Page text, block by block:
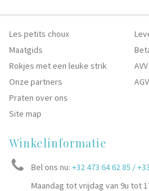
Les petits choux
Maatgids
Rokjes met een leuke strik
AVV
Onze partners
AGV
Praten over ons
Site map
Winkelinformatie
Bel ons nu: +32 473 64 62 85 /
Maandag tot vrijdag van 9u tot